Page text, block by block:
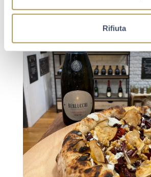
Rifiuta